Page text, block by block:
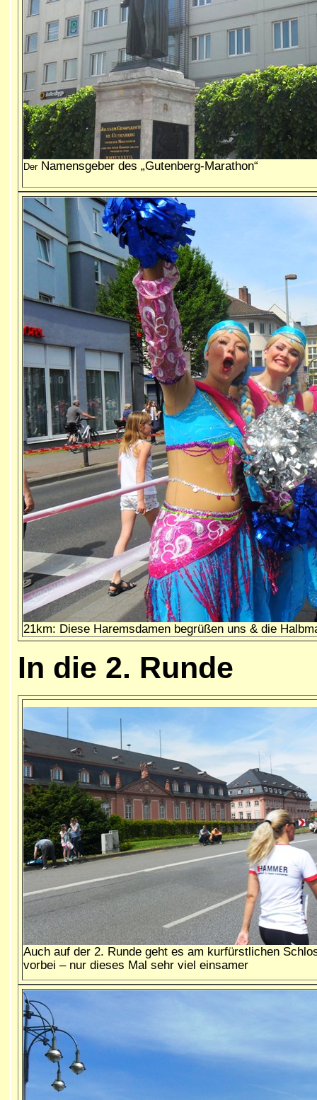
DerNamensgeber des „Gutenberg-Marathon“
21km: Diese Haremsdamen begrüßen uns & die
In die 2. Runde
Auch auf der 2. Runde geht es am kurfürstlichen
vorbei – nur dieses Mal sehr viel einsamer